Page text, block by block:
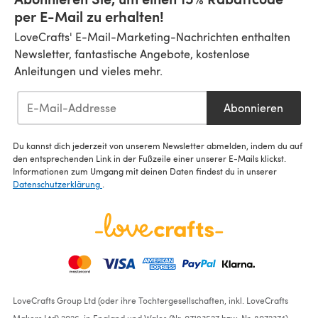
per E-Mail zu erhalten!
LoveCrafts' E-Mail-Marketing-Nachrichten enthalten
Newsletter, fantastische Angebote, kostenlose
Anleitungen und vieles mehr.
Abonnieren
Du kannst dich jederzeit von unserem Newsletter abmelden, indem du auf
den entsprechenden Link in der Fußzeile einer unserer E-Mails klickst.
Informationen zum Umgang mit deinen Daten findest du in unserer
Datenschutzerklärung
LoveCrafts Group Ltd (oder ihre Tochtergesellschaften, inkl. LoveCrafts